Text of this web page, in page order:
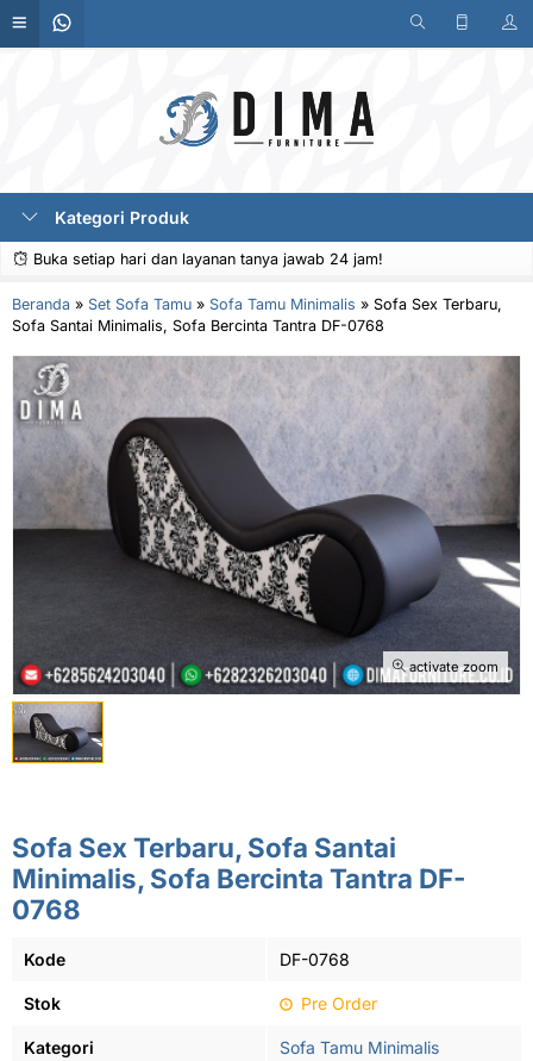
Kategori Produk
Buka setiap hari dan layanan tanya jawab 24 jam!
Beranda » Set Sofa Tamu » Sofa Tamu Minimalis » Sofa Sex Terbaru,
Sofa Santai Minimalis, Sofa Bercinta Tantra DF-0768
activate zoom
Sofa Sex Terbaru, Sofa Santai
Minimalis, Sofa Bercinta Tantra DF-
0768
Kode DF-0768
Stok Pre Order
Kategori Sofa Tamu Minimalis